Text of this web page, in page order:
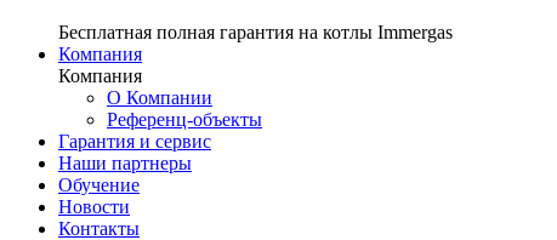
Бесплатная полная гарантия на котлы Immergas
Компания
Компания
О Компании
Референц-объекты
Гарантия и сервис
Наши партнеры
Обучение
Новости
Контакты